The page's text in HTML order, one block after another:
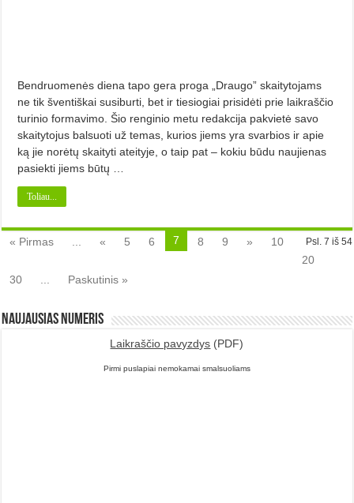
Bendruomenės diena tapo gera proga „Draugo” skaitytojams
ne tik šventiškai susiburti, bet ir tiesiogiai prisidėti prie laikraščio
turinio formavimo. Šio renginio metu redakcija pakvietė savo
skaitytojus balsuoti už temas, kurios jiems yra svarbios ir apie
ką jie norėtų skaityti ateityje, o taip pat – kokiu būdu naujienas
pasiekti jiems būtų …
Toliau...
Psl. 7 iš 54
« Pirmas « 5 6 7 8 9 »
10
20
30
Paskutinis »
Naujausias numeris
Laikraščio pavyzdys (PDF)
Pirmi puslapiai nemokamai smalsuoliams